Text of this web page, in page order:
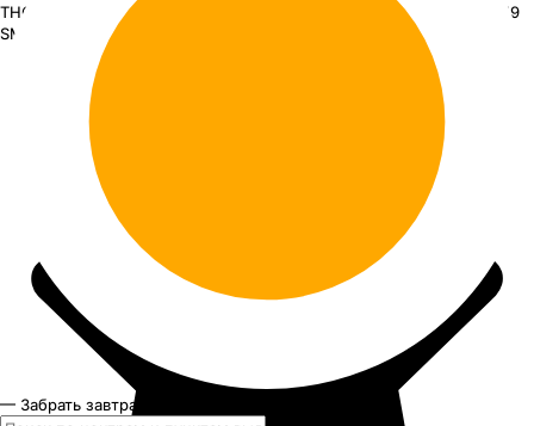
THOR 56219 SMF
АКБ THOR 6ст-60 (о.п.) 600А 242*175*190 (56219
SMF)
— Забрать завтра и позднее